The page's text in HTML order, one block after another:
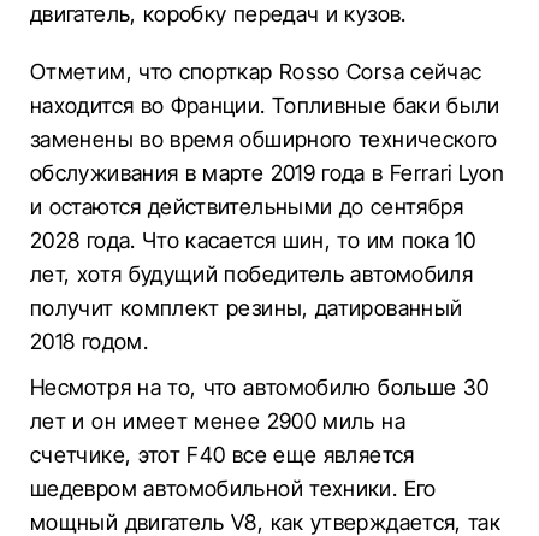
двигатель, коробку передач и кузов.
Отметим, что спорткар Rosso Corsa сейчас
находится во Франции. Топливные баки были
заменены во время обширного технического
обслуживания в марте 2019 года в Ferrari Lyon
и остаются действительными до сентября
2028 года. Что касается шин, то им пока 10
лет, хотя будущий победитель автомобиля
получит комплект резины, датированный
2018 годом.
Несмотря на то, что автомобилю больше 30
лет и он имеет менее 2900 миль на
счетчике, этот F40 все еще является
шедевром автомобильной техники. Его
мощный двигатель V8, как утверждается, так